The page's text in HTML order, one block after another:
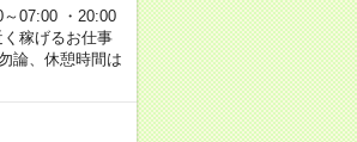
07:00 ・20:00
稼げるお仕事
論、休憩時間は